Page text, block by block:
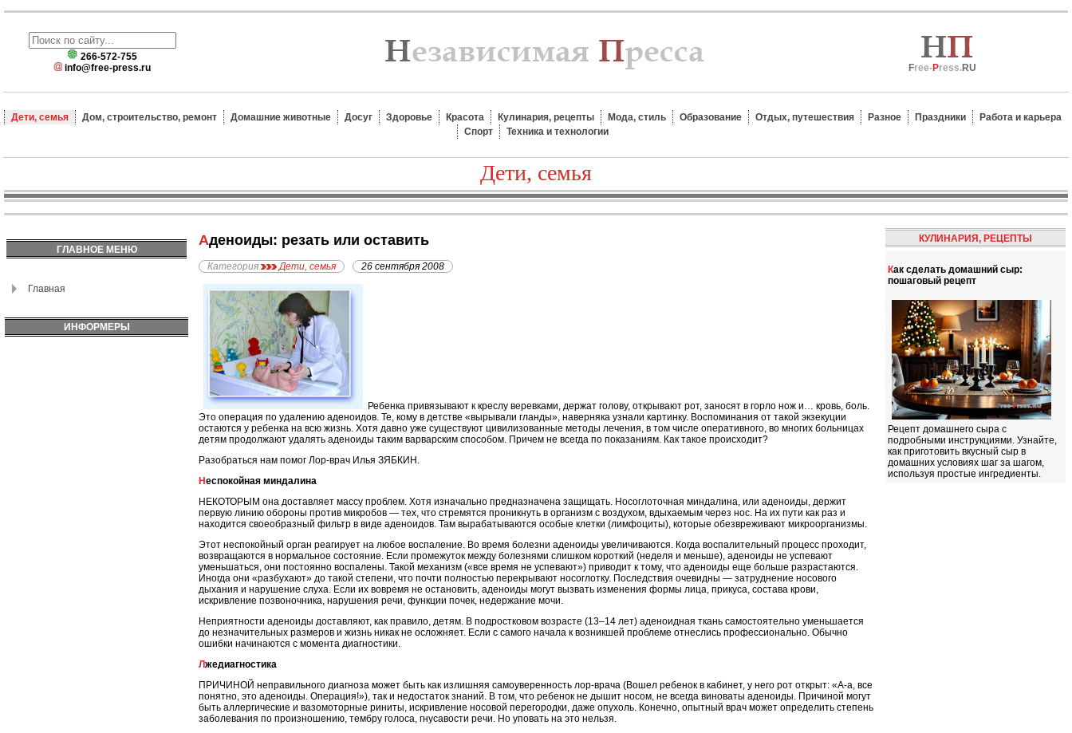
266-572-755
info@free-press.ru
Free-Press.RU
Дети, семья Дом, строительство, ремонт Домашние животные Досуг Здоровье Красота Кулинария, рецепты Мода, стиль Образование Отдых, путешествия Разное Праздники
Работа и карьера
Спорт
Техника и технологии
Дети, семья
ГЛАВНОЕ МЕНЮ
Главная
ИНФОРМЕРЫ
Аденоиды: резать или оставить
Категория Дети, семья 26 сентября 2008
Ребенка привязывают к креслу веревками, держат голову, открывают рот, заносят в горло нож и… кровь, боль.
Это операция по удалению аденоидов. Те, кому в детстве «вырывали гланды», наверняка узнали картинку. Воспоминания от такой экзекуции
остаются у ребенка на всю жизнь. Хотя давно уже существуют цивилизованные методы лечения, в том числе оперативного, во многих больницах
детям продолжают удалять аденоиды таким варварским способом. Причем не всегда по показаниям. Как такое происходит?
Разобраться нам помог Лор-врач Илья ЗЯБКИН.
Неспокойная миндалина
НЕКОТОРЫМ она доставляет массу проблем. Хотя изначально предназначена защищать. Носоглоточная миндалина, или аденоиды, держит
первую линию обороны против микробов — тех, что стремятся проникнуть в организм с воздухом, вдыхаемым через нос. На их пути как раз и
находится своеобразный фильтр в виде аденоидов. Там вырабатываются особые клетки (лимфоциты), которые обезвреживают микроорганизмы.
Этот неспокойный орган реагирует на любое воспаление. Во время болезни аденоиды увеличиваются. Когда воспалительный процесс проходит,
возвращаются в нормальное состояние. Если промежуток между болезнями слишком короткий (неделя и меньше), аденоиды не успевают
уменьшаться, они постоянно воспалены. Такой механизм («все время не успевают») приводит к тому, что аденоиды еще больше разрастаются.
Иногда они «разбухают» до такой степени, что почти полностью перекрывают носоглотку. Последствия очевидны — затруднение носового
дыхания и нарушение слуха. Если их вовремя не остановить, аденоиды могут вызвать изменения формы лица, прикуса, состава крови,
искривление позвоночника, нарушения речи, функции почек, недержание мочи.
Неприятности аденоиды доставляют, как правило, детям. В подростковом возрасте (13–14 лет) аденоидная ткань самостоятельно уменьшается
до незначительных размеров и жизнь никак не осложняет. Если с самого начала к возникшей проблеме отнеслись профессионально. Обычно
ошибки начинаются с момента диагностики.
Лжедиагностика
ПРИЧИНОЙ неправильного диагноза может быть как излишняя самоуверенность лор-врача (Вошел ребенок в кабинет, у него рот открыт: «А-а, все
понятно, это аденоиды. Операция!»), так и недостаток знаний. В том, что ребенок не дышит носом, не всегда виноваты аденоиды. Причиной могут
быть аллергические и вазомоторные риниты, искривление носовой перегородки, даже опухоль. Конечно, опытный врач может определить степень
заболевания по произношению, тембру голоса, гнусавости речи. Но уповать на это нельзя.
КУЛИНАРИЯ, РЕЦЕПТЫ
Как сделать домашний сыр:
пошаговый рецепт
Рецепт домашнего сыра с
подробными инструкциями. Узнайте,
как приготовить вкусный сыр в
домашних условиях шаг за шагом,
используя простые ингредиенты.